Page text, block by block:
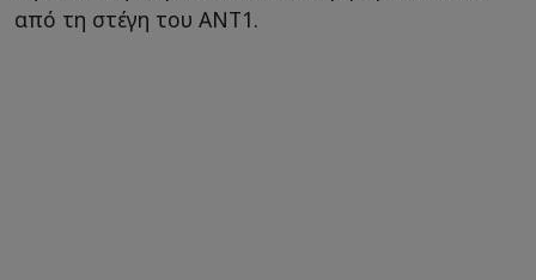
από τη στέγη του ΑΝΤ1.